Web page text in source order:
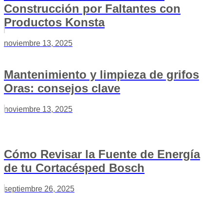
Construcción por Faltantes con
Productos Konsta
noviembre 13, 2025
Mantenimiento y limpieza de grifos
Oras: consejos clave
noviembre 13, 2025
Cómo Revisar la Fuente de Energía
de tu Cortacésped Bosch
septiembre 26, 2025